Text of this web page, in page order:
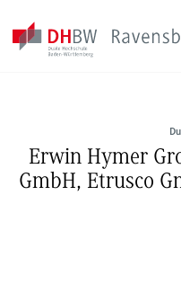
Erwin Hymer
GmbH, Etrusco